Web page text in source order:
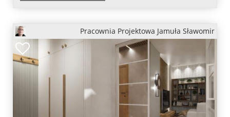
Pracownia Projektowa Jamuła Sławomir